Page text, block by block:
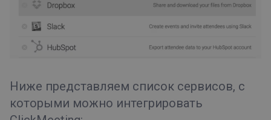
Ниже представляем список сервисов, с
которыми можно интегрировать